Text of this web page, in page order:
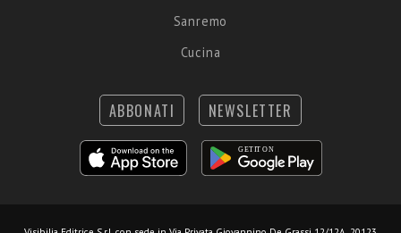
Sanremo
Cucina
ABBONATI NEWSLETTER